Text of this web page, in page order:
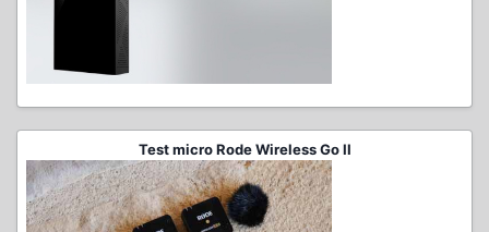
Test micro Rode Wireless Go II